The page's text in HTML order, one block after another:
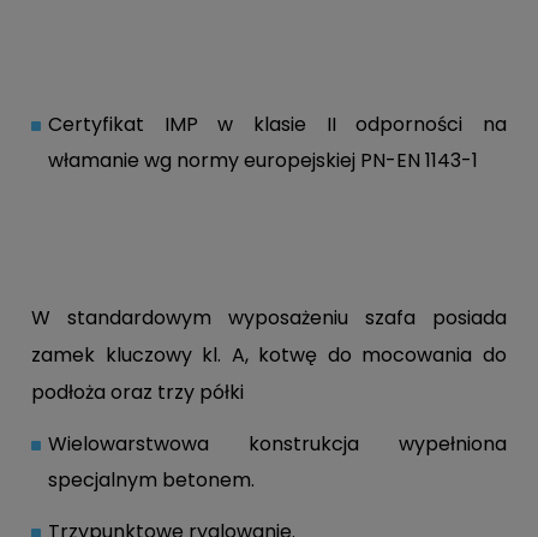
Certyfikat IMP w klasie II odporności na
włamanie wg normy europejskiej PN-EN 1143-1
W standardowym wyposażeniu szafa posiada
zamek kluczowy kl. A, kotwę do mocowania do
podłoża oraz trzy półki
Wielowarstwowa konstrukcja wypełniona
specjalnym betonem.